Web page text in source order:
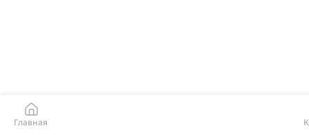
Главная